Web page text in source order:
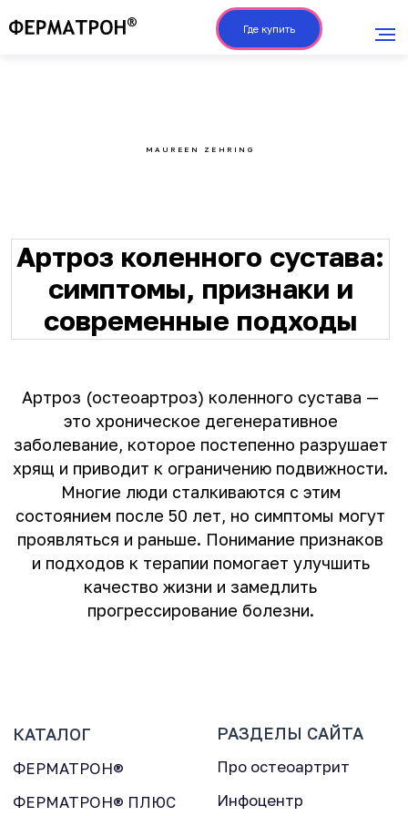
Где купить
MAUREEN ZEHRING
Артроз коленного сустава:
симптомы, признаки и
современные подходы
Артроз (остеоартроз) коленного сустава —
это хроническое дегенеративное
заболевание, которое постепенно разрушает
хрящ и приводит к ограничению подвижности.
Многие люди сталкиваются с этим
состоянием после 50 лет, но симптомы могут
проявляться и раньше. Понимание признаков
и подходов к терапии помогает улучшить
качество жизни и замедлить
прогрессирование болезни.
Про остеоартрит
РАЗДЕЛЫ САЙТА
Инфоцентр
Контакты
Блог
КАТАЛОГ
ФЕРМАТРОН®
ФЕРМАТРОН® ПЛЮС
Дизайн сайта: Lede.pro
Интернет-магазин